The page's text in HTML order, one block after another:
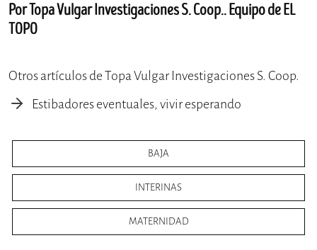
Por Topa Vulgar Investigaciones S. Coop.. Equipo de EL
TOPO
Otros artículos de Topa Vulgar Investigaciones S. Coop.
Estibadores eventuales, vivir esperando
BAJA
INTERINAS
MATERNIDAD